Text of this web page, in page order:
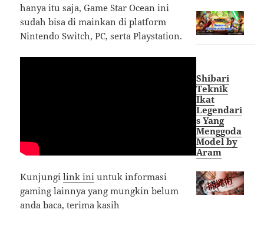
hanya itu saja, Game Star Ocean ini
sudah bisa di mainkan di platform
Nintendo Switch, PC, serta Playstation.
Kunjungilink ini untuk informasi
gaming lainnya yang mungkin belum
anda baca, terima kasih
Shibari
Teknik
Ikat
Legendari
s Yang
Menggoda
Model by
Aram